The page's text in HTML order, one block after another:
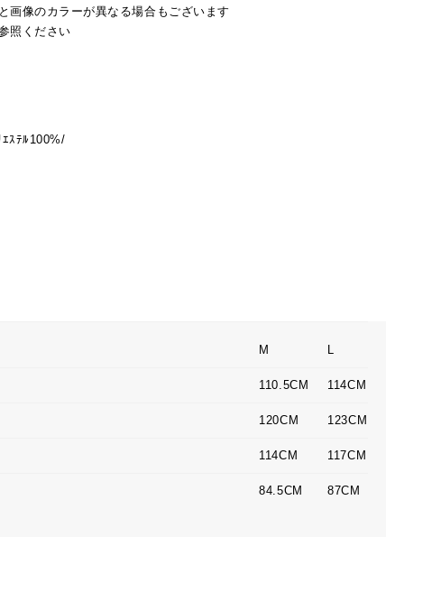
像のカラーが異なる場合もございます
照ください
ｽﾃﾙ100%/
M L
110.5CM 114CM
120CM 123CM
114CM 117CM
84.5CM 87CM